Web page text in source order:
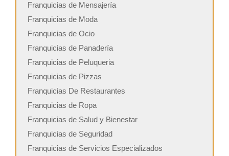
Franquicias de Mensajería
Franquicias de Moda
Franquicias de Ocio
Franquicias de Panadería
Franquicias de Peluqueria
Franquicias de Pizzas
Franquicias De Restaurantes
Franquicias de Ropa
Franquicias de Salud y Bienestar
Franquicias de Seguridad
Franquicias de Servicios Especializados